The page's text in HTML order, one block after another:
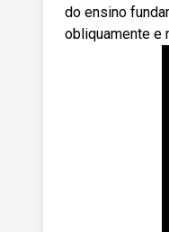
do ensino
obliquamente e